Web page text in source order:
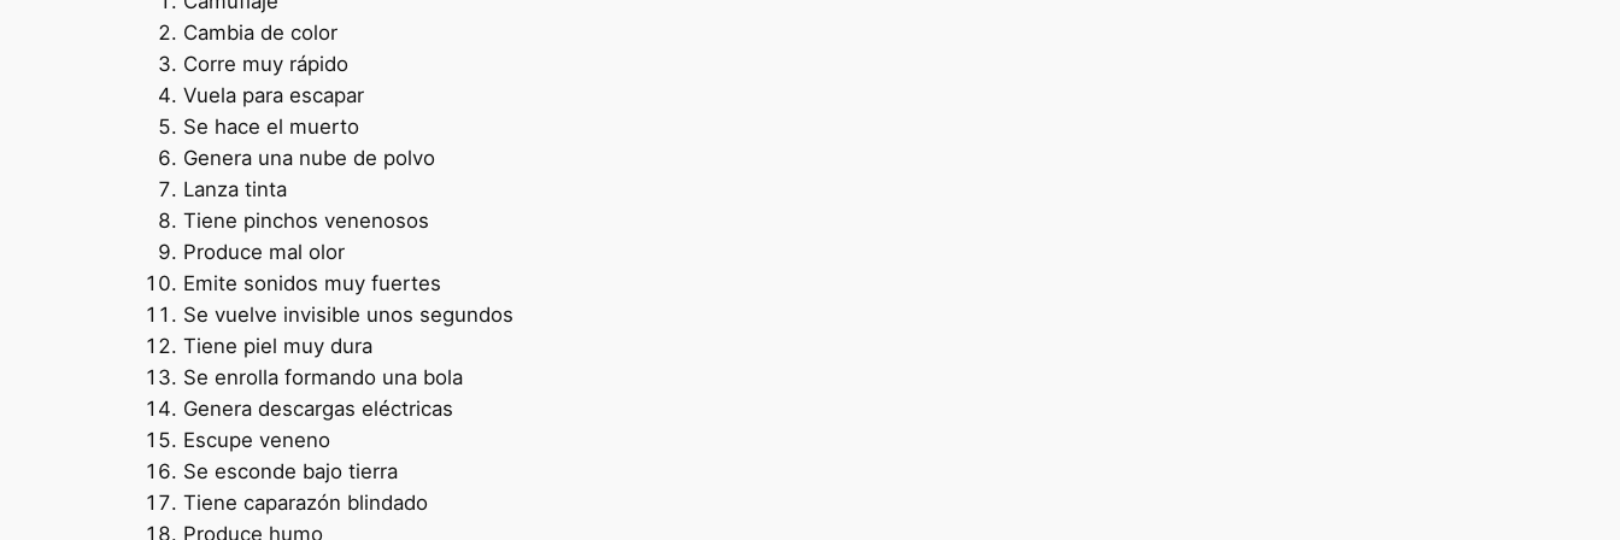
Cambia de color
Corre muy rápido
Vuela para escapar
Se hace el muerto
Genera una nube de polvo
Lanza tinta
Tiene pinchos venenosos
Produce mal olor
Emite sonidos muy fuertes
Se vuelve invisible unos segundos
Tiene piel muy dura
Se enrolla formando una bola
Genera descargas eléctricas
Escupe veneno
Se esconde bajo tierra
Tiene caparazón blindado
Produce humo